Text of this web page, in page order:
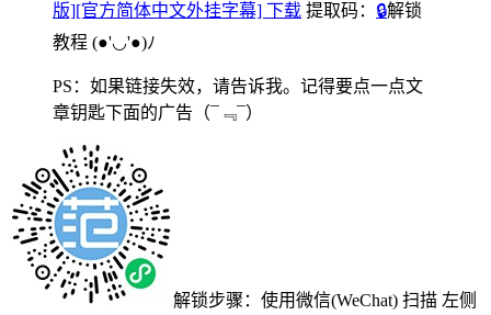
版][官方简体中文外挂字幕] 下载 提取码： 🔒解锁
教程 (●'◡'●)ﾉ
PS：如果链接失效，请告诉我。记得要点一点文
章钥匙下面的广告 （¯﹃¯）
解锁步骤：使用微信(WeChat) 扫描 左侧